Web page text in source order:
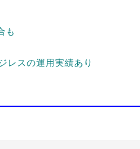
も
レスの運用実績あり